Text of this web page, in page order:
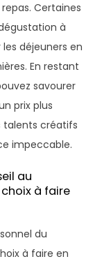
Certaines
à
déjeuners en
En restant
savourer
prix plus
talents créatifs
impeccable.
au
à faire
du
à faire en